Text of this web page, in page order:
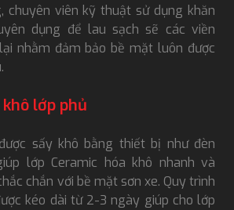
chuyên viên kỹ thuật sử dụng khăn
dụng để lau sạch sẽ các viền
nhằm đảm bảo bề mặt luôn được
khô lớp phủ
sấy khô bằng thiết bị như đèn
lớp Ceramic hóa khô nhanh và
chắn với bề mặt sơn xe. Quy trình
kéo dài từ 2-3 ngày giúp cho lớp